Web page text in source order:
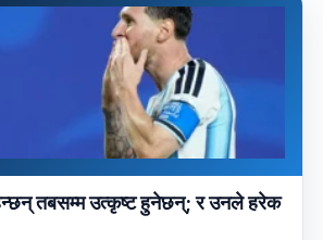
तबसम्म उत्कृष्ट हुनेछन्; र उनले हरेक